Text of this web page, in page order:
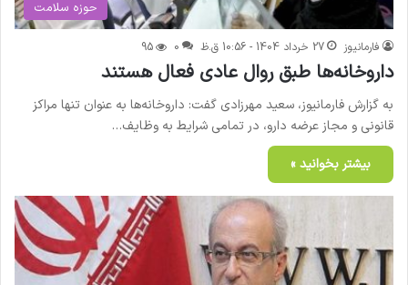
حوزه سلامت
فارمانیوز 27 خرداد 1404 - 10:56 ق.ظ 0
95
داروخانه‌ها طبق روال عادی فعال هستند
به گزارش فارمانیوز، سعید مهرزادی گفت: داروخانه‌ها به عنوان تنها مراکز
قانونی و مجاز عرضه دارو، در تمامی شرایط به وظایف…
بیشتر بخوانید »